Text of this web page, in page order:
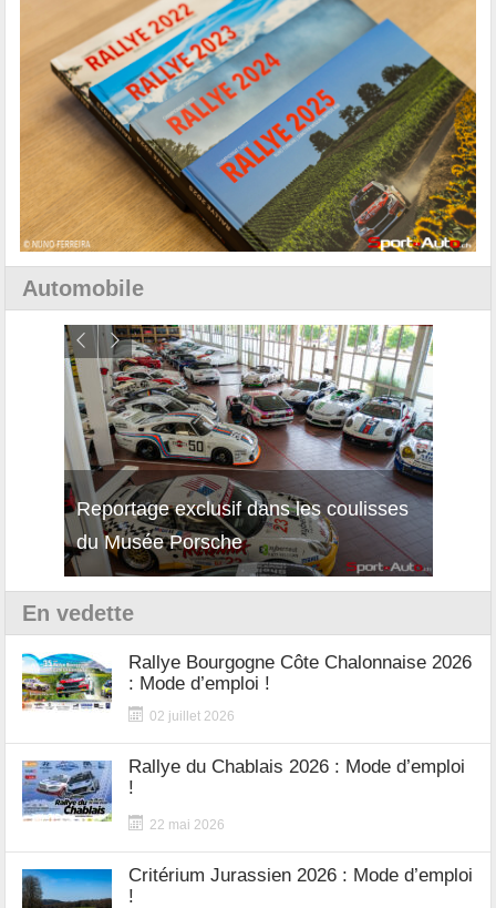
Automobile
Reportage exclusif dans les coulisses
du Musée Porsche
Découverte de la nouvelle Ferrari
12Cilindri Manuale
En vedette
Rallye Bourgogne Côte Chalonnaise 2026
: Mode d’emploi !
02 juillet 2026
Rallye du Chablais 2026 : Mode d’emploi
!
22 mai 2026
Critérium Jurassien 2026 : Mode d’emploi
!